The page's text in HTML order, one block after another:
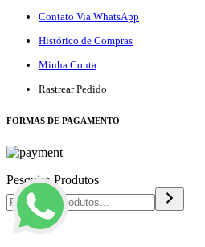
Contato Via WhatsApp
Histórico de Compras
Minha Conta
Rastrear Pedido
FORMAS DE PAGAMENTO
Pesquisa Produtos